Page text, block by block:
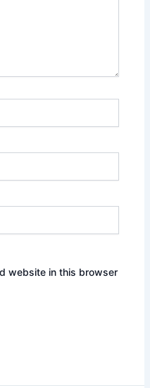
website in this browser